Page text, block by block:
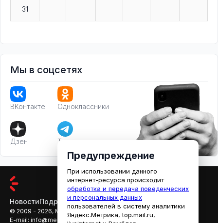
31
Мы в соцсетях
ВКонтакте Одноклассники
Дзен Телеграм
НовостиПодробностиАфишаКино
© 2009 - 2026, МЕДИАРЯЗАНЬ
E-mail: info@mediaryazan.ru,reklama@mediaryazan.ru
Предупреждение
При использовании данного
интернет-ресурса происходит
обработка и передача поведенческих
и персональных данных
пользователей в систему аналитики
Яндекс.Метрика, top.mail.ru,